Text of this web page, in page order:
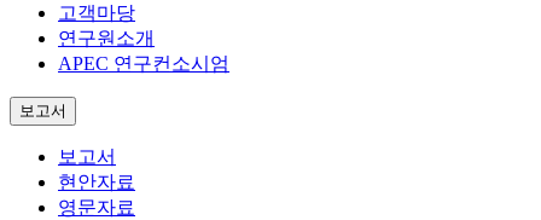
고객마당
연구원소개
APEC 연구컨소시엄
보고서
보고서
현안자료
영문자료